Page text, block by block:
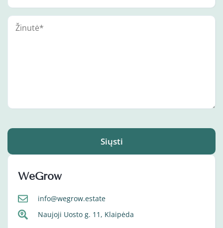
Siųsti
WeGrow
info@wegrow.estate
Naujoji Uosto g. 11, Klaipėda